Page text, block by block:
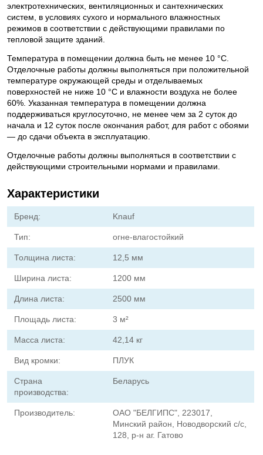
электротехнических, вентиляционных и сантехнических
систем, в условиях сухого и нормального влажностных
режимов в соответствии с действующими правилами по
тепловой защите зданий.
Температура в помещении должна быть не менее 10 °C.
Отделочные работы должны выполняться при положительной
температуре окружающей среды и отделываемых
поверхностей не ниже 10 °C и влажности воздуха не более
60%. Указанная температура в помещении должна
поддерживаться круглосуточно, не менее чем за 2 суток до
начала и 12 суток после окончания работ, для работ с обоями
— до сдачи объекта в эксплуатацию.
Отделочные работы должны выполняться в соответствии с
действующими строительными нормами и правилами.
Характеристики
Бренд: Knauf
Тип: огне-влагостойкий
Толщина листа: 12,5 мм
Ширина листа: 1200 мм
Длина листа: 2500 мм
Площадь листа: 3 м²
Масса листа: 42,14 кг
Вид кромки: ПЛУК
Страна
производства:
Беларусь
Производитель:
ОАО "БЕЛГИПС", 223017,
Минский район, Новодворский с/с,
128, р-н аг. Гатово